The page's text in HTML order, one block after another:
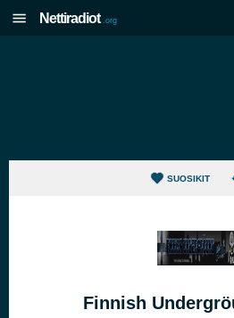
Nettiradiot .org
SUOSIKIT
Finnish